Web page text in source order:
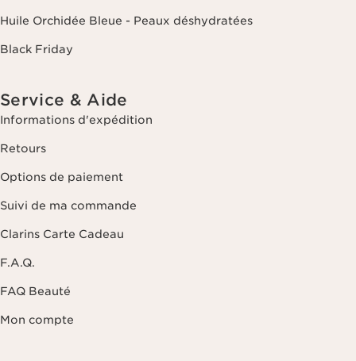
Huile Orchidée Bleue - Peaux déshydratées
Black Friday
Service & Aide
Informations d'expédition
Retours
Options de paiement
Suivi de ma commande
Clarins Carte Cadeau
F.A.Q.
FAQ Beauté
Mon compte